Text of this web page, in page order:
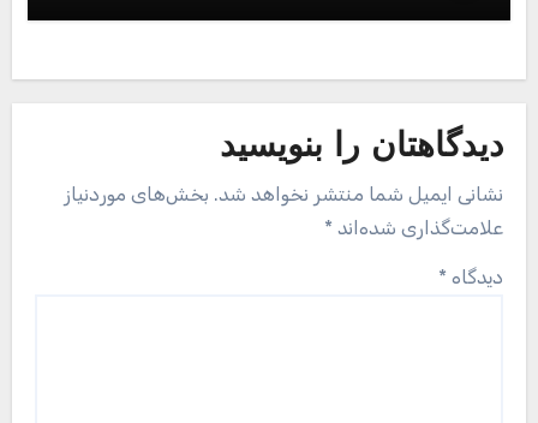
دیدگاهتان را بنویسید
نشانی ایمیل شما منتشر نخواهد شد. بخش‌های موردنیاز
علامت‌گذاری شده‌اند *
دیدگاه *